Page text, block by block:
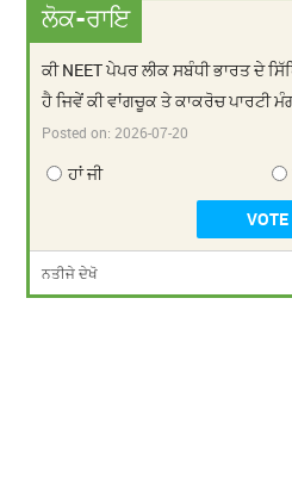
ਲੋਕ-ਰਾਇ
ਕੀ NEET ਪੇਪਰ ਲੀਕ ਸਬੰਧੀ ਭਾਰਤ ਦੇ
ਹੈ ਜਿਵੇਂ ਕੀ ਵਾਂਗਚੂਕ ਤੇ ਕਾਕਰੋਚ ਪਾਰਟੀ
Posted on:2026-07-20
ਹਾਂ ਜੀ
ਨਤੀਜੇ ਦੇਖੋ